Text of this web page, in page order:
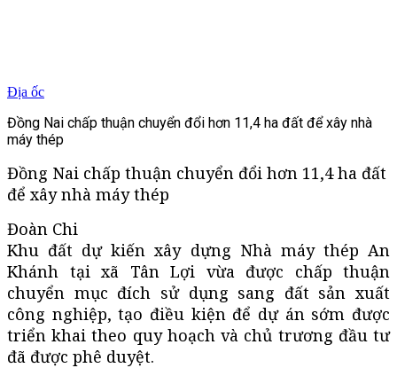
Địa ốc
Đồng Nai chấp thuận chuyển đổi hơn 11,4 ha đất để xây nhà
máy thép
Đồng Nai chấp thuận chuyển đổi hơn 11,4 ha đất
để xây nhà máy thép
Đoàn Chi
Khu đất dự kiến xây dựng Nhà máy thép An
Khánh tại xã Tân Lợi vừa được chấp thuận
chuyển mục đích sử dụng sang đất sản xuất
công nghiệp, tạo điều kiện để dự án sớm được
triển khai theo quy hoạch và chủ trương đầu tư
đã được phê duyệt.